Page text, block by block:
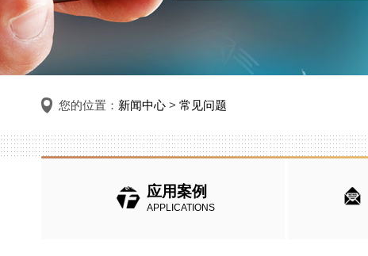
您的位置： 新闻中心 > 常见问题
应用案例
APPLICATIONS